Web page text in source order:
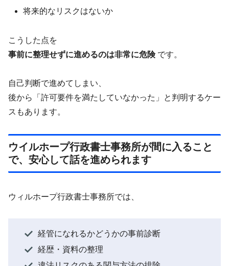
将来的なリスクはないか
こうした点を
事前に整理せずに進めるのは非常に危険です。
自己判断で進めてしまい、
後から「許可要件を満たしていなかった」と判明するケー
スもあります。
ウイルホープ行政書士事務所が間に入ること
で、安心して話を進められます
ウィルホープ行政書士事務所では、
経管になれるかどうかの事前診断
経歴・資料の整理